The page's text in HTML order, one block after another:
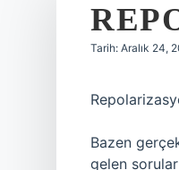
Tarih: Aralık 24,
Bazen
gelen